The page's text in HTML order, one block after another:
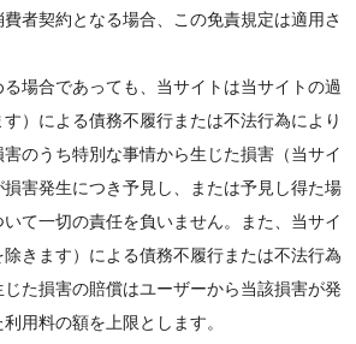
者契約となる場合、この免責規定は適用さ
場合であっても、当サイトは当サイトの過
）による債務不履行または不法行為により
のうち特別な事情から生じた損害（当サイ
損害発生につき予見し、または予見し得た場
て一切の責任を負いません。また、当サイ
除きます）による債務不履行または不法行為
た損害の賠償はユーザーから当該損害が発
用料の額を上限とします。